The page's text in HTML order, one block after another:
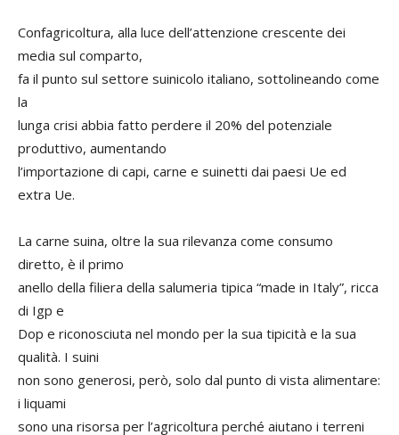
Confagricoltura, alla luce dell’attenzione crescente dei
media sul comparto,
fa il punto sul settore suinicolo italiano, sottolineando come
la
lunga crisi abbia fatto perdere il 20% del potenziale
produttivo, aumentando
l’importazione di capi, carne e suinetti dai paesi Ue ed
extra Ue.
La carne suina, oltre la sua rilevanza come consumo
diretto, è il primo
anello della filiera della salumeria tipica “made in Italy”, ricca
di Igp e
Dop e riconosciuta nel mondo per la sua tipicità e la sua
qualità. I suini
non sono generosi, però, solo dal punto di vista alimentare:
i liquami
sono una risorsa per l’agricoltura perché aiutano i terreni